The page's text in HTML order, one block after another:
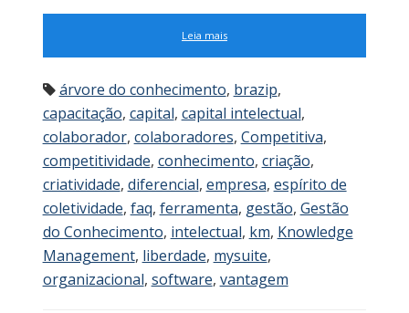
Leia mais
árvore do conhecimento, brazip,
capacitação, capital, capital intelectual,
colaborador, colaboradores, Competitiva,
competitividade, conhecimento, criação,
criatividade, diferencial, empresa, espírito de
coletividade, faq, ferramenta, gestão, Gestão
do Conhecimento, intelectual, km, Knowledge
Management, liberdade, mysuite,
organizacional, software, vantagem